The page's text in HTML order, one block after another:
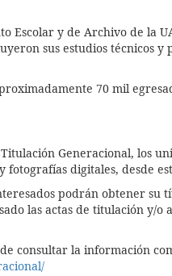
Escolar y de Archivo de la
sus estudios técnicos y
70 mil
Generacional, los
digitales, desde
podrán obtener su
las actas de titulación y/o
consultar la información